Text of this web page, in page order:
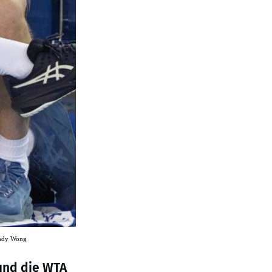
Wong
die WTA